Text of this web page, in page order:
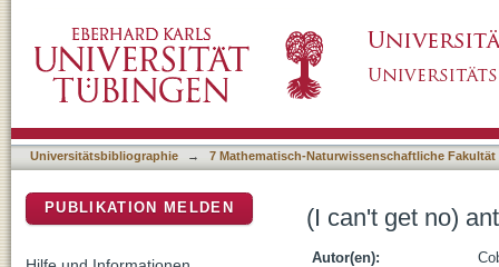
Universitätsbibliographie → 7 Mathematisch-Naturwissenschaftliche Fakultät
(I can't get no)
Autor(en):
PUBLIKATION MELDEN